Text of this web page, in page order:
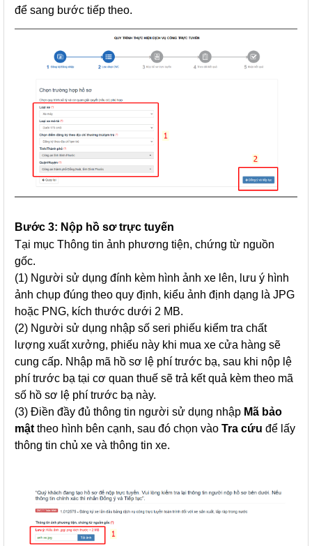
để sang bước tiếp theo.
Bước 3: Nộp hồ sơ trực tuyến
Tại mục Thông tin ảnh phương tiện, chứng từ nguồn
gốc.
(1) Người sử dụng đính kèm hình ảnh xe lên, lưu ý hình
ảnh chụp đúng theo quy định, kiểu ảnh định dạng là JPG
hoặc PNG, kích thước dưới 2 MB.
(2) Người sử dụng nhập số seri phiếu kiểm tra chất
lượng xuất xưởng, phiếu này khi mua xe cửa hàng sẽ
cung cấp. Nhập mã hồ sơ lệ phí trước bạ, sau khi nộp lệ
phí trước bạ tại cơ quan thuế sẽ trả kết quả kèm theo mã
số hồ sơ lệ phí trước bạ này.
(3) Điền đầy đủ thông tin người sử dụng nhập Mã bảo
mật theo hình bên cạnh, sau đó chọn vào Tra cứu để lấy
thông tin chủ xe và thông tin xe.